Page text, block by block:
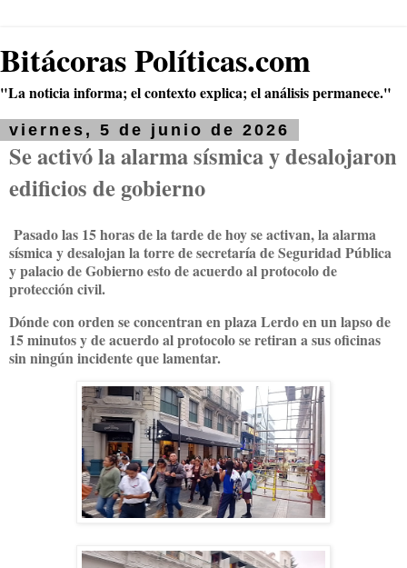
Bitácoras Políticas.com
"La noticia informa; el contexto explica; el análisis permanece."
viernes, 5 de junio de 2026
Se activó la alarma sísmica y desalojaron
edificios de gobierno
Pasado las 15 horas de la tarde de hoy se activan, la alarma
sísmica y desalojan la torre de secretaría de Seguridad Pública
y palacio de Gobierno esto de acuerdo al protocolo de
protección civil.
Dónde con orden se concentran en plaza Lerdo en un lapso de
15 minutos y de acuerdo al protocolo se retiran a sus oficinas
sin ningún incidente que lamentar.